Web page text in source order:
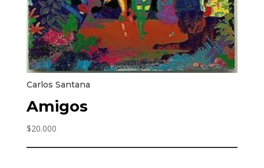
Carlos Santana
Amigos
$20.000